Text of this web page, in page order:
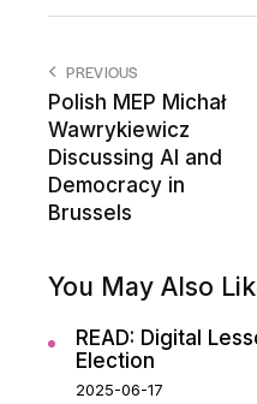
PREVIOUS
Polish MEP Michał
Wawrykiewicz
Discussing AI and
Democracy in
Brussels
You May Also
READ: Digital
Election
2025-06-17